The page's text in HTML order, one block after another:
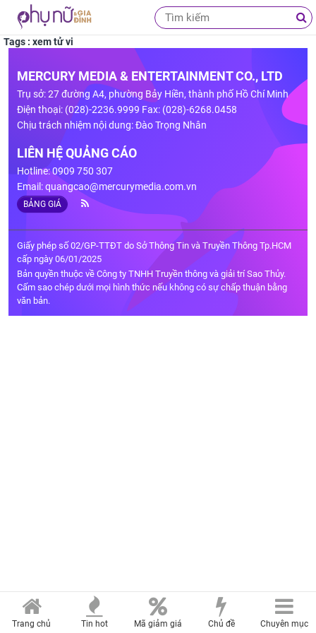
Tags : xem tử vi
MERCURY MEDIA & ENTERTAINMENT CO., LTD
Trụ sở: 27 đường A4, phường Bảy Hiền, thành phố Hồ Chí Minh
Điện thoại: (028)-2236.9999 Fax: (028)-6268.0458
Chịu trách nhiệm nội dung: Đào Trọng Nhân
LIÊN HỆ QUẢNG CÁO
Hotline: 0909 750 307
Email:quangcao@mercurymedia.com.vn
BẢNG GIÁ
Giấy phép số 02/GP-TTĐT do Sở Thông Tin và Truyền Thông Tp.HCM
cấp ngày 06/01/2025
Bản quyền thuộc về Công ty TNHH Truyền thông và giải trí Sao Thủy.
Cấm sao chép dưới mọi hình thức nếu không có sự chấp thuận bằng
văn bản.
Trang chủ Tin hot Mã giảm giá Chủ đề Chuyên mục